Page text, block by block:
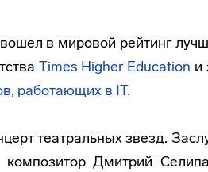
в мировой рейтинг
Times Higher Education и
работающих в IT.
театральных звезд.
Дмитрий